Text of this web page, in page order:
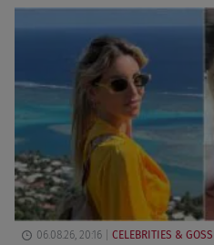
06.08.26, 20:16 CELEBRITIES &